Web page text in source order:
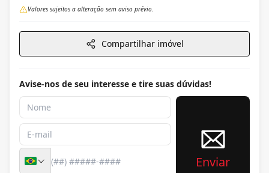
Valores sujeitos a alteração sem aviso prévio.
Compartilhar imóvel
Avise-nos de seu interesse e tire suas dúvidas!
Enviar